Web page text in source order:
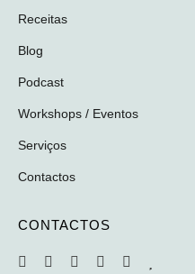
Receitas
Blog
Podcast
Workshops / Eventos
Serviços
Contactos
CONTACTOS